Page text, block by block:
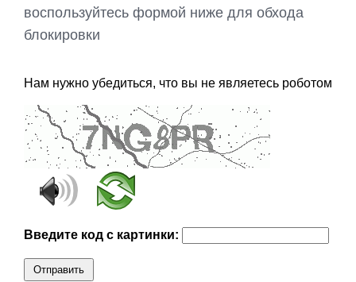
воспользуйтесь формой ниже для обхода
блокировки
Нам нужно убедиться, что вы не являетесь роботом
Введите код с картинки:
Отправить